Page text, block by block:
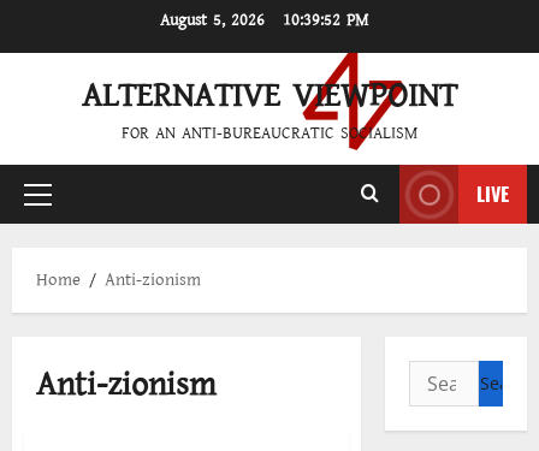
August 5, 2026 10:39:52 PM
ALTERNATIVE VIEWPOINT
FOR AN ANTI-BUREAUCRATIC SOCIALISM
Primary
LIVE
Home Anti-zionism
Anti-zionism
Search
for: